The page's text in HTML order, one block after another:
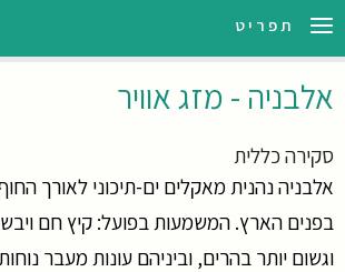
דילוג
לתוכן
תפריט
אלבניה - מזג אוויר
סקירה כללית
אלבניה נהנית מאקלים ים-תיכוני לאורך
בפנים הארץ. המשמעות בפועל: קיץ חם
וגשום יותר בהרים, וביניהם עונות מעבר